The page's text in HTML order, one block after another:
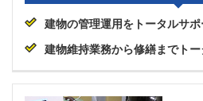
建物の管理運用をトータルサポ
建物維持業務から修繕までト